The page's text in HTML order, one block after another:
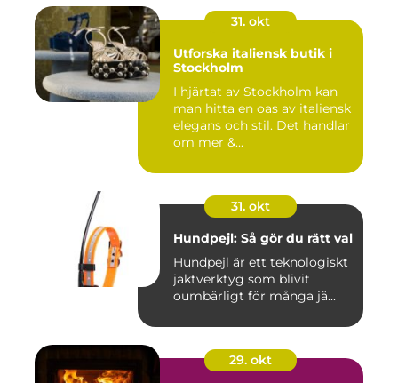
31. okt
Utforska italiensk butik i
Stockholm
I hjärtat av Stockholm kan
man hitta en oas av italiensk
elegans och stil. Det handlar
om mer &...
31. okt
Hundpejl: Så gör du rätt val
Hundpejl är ett teknologiskt
jaktverktyg som blivit
oumbärligt för många jä...
29. okt